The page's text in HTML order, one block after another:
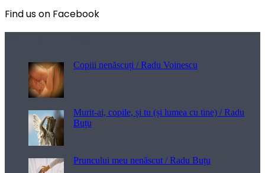
Find us on Facebook
Copiii nenăscuți / Radu Voinescu
Murit-ai, copile, și tu (și lumea cu tine) / Radu
Buțu
Pruncului meu nenăscut / Radu Buțu